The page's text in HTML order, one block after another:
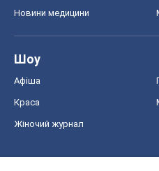
Новини медицини
Шоу
Афіша
Краса
Жіночий журнал